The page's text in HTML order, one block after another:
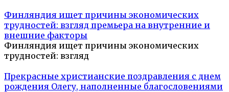
Финляндия ищет причины экономических
трудностей: взгляд премьера на внутренние и
внешние факторы
Финляндия ищет причины экономических
трудностей: взгляд
Прекрасные христианские поздравления с днем
рождения Олегу, наполненные благословениями